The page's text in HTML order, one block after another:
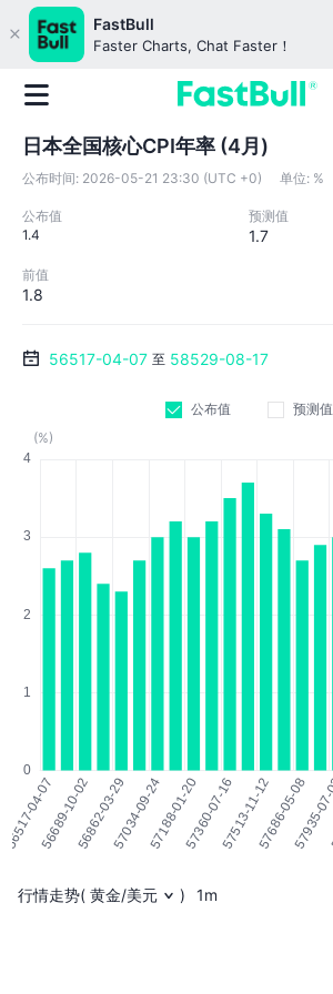
FastBull
Faster Charts, Chat Faster！
日本全国核心CPI年率 (4月)
公布时间: 2026-05-21 23:30 (UTC +0) 单位: %
公布值
1.4
预测值
1.7
前值
1.8
56517-04-07 至 58529-08-17
公布值
预测值
(%)
行情走势( 黄金/美元 ) 1m